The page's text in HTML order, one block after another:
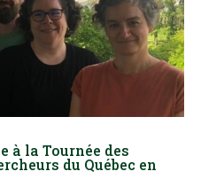
à la Tournée des
du Québec en